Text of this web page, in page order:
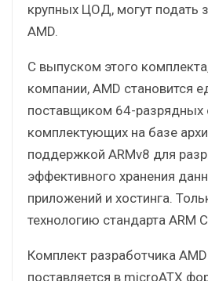
крупных ЦОД, могут подать
AMD.
С выпуском этого
компании, AMD становится
поставщиком 64-разрядных
комплектующих на базе
поддержкой ARMv8 для
эффективного хранения
приложений и хостинга.
технологию стандарта ARM
Комплект разработчика
поставляется в microATX